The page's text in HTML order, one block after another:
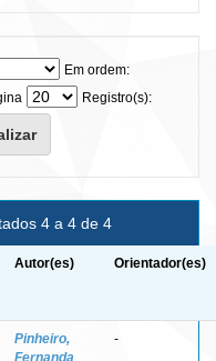
Em ordem:
Registro(s):
4 a 4 de 4
Autor(es) Orientador(es)
Pinheiro,
Fernanda
-